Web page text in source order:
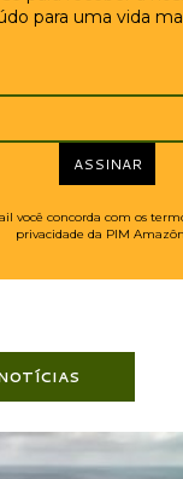
para uma vida
ASSINAR
você concorda com os
privacidade da PIM